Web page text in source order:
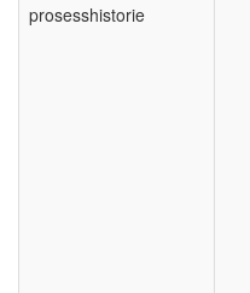
prosesshistorie